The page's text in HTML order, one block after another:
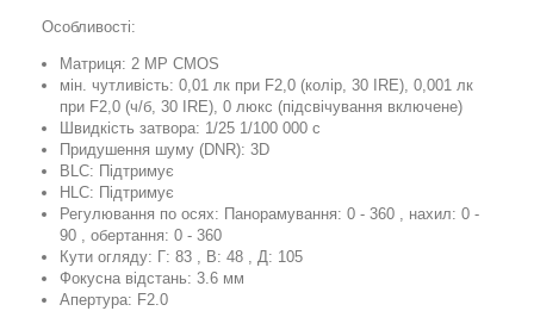
Особливості:
Матриця: 2 MP CMOS
мін. чутливість: 0,01 лк при F2,0 (колір, 30 IRE), 0,001 лк
при F2,0 (ч/б, 30 IRE), 0 люкс (підсвічування включене)
Швидкість затвора: 1/25 1/100 000 с
Придушення шуму (DNR): 3D
BLC: Підтримує
HLC: Підтримує
Регулювання по осях: Панорамування: 0 - 360 , нахил: 0 -
90 , обертання: 0 - 360
Кути огляду: Г: 83 , В: 48 , Д: 105
Фокусна відстань: 3.6 мм
Апертура: F2.0